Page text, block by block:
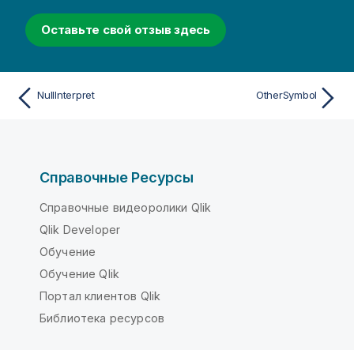
Оставьте свой отзыв здесь
NullInterpret OtherSymbol
Справочные Ресурсы
Справочные видеоролики Qlik
Qlik Developer
Обучение
Обучение Qlik
Портал клиентов Qlik
Библиотека ресурсов